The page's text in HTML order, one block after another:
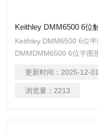
Keithley DMM6500 6位
Keithley DMM6500 6位
DMMDMM6500 6位半图
更新时间： 2025-12-01
浏览量： 2213